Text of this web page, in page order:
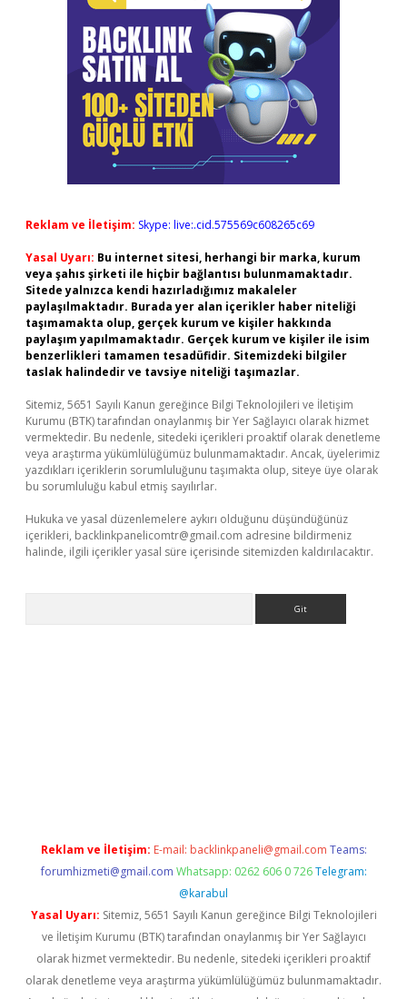
Reklam ve İletişim: Skype: live:.cid.575569c608265c69
Yasal Uyarı: Bu internet sitesi, herhangi bir marka, kurum
veya şahıs şirketi ile hiçbir bağlantısı bulunmamaktadır.
Sitede yalnızca kendi hazırladığımız makaleler
paylaşılmaktadır. Burada yer alan içerikler haber niteliği
taşımamakta olup, gerçek kurum ve kişiler hakkında
paylaşım yapılmamaktadır. Gerçek kurum ve kişiler ile isim
benzerlikleri tamamen tesadüfidir. Sitemizdeki bilgiler
taslak halindedir ve tavsiye niteliği taşımazlar.
Sitemiz, 5651 Sayılı Kanun gereğince Bilgi Teknolojileri ve İletişim
Kurumu (BTK) tarafından onaylanmış bir Yer Sağlayıcı olarak hizmet
vermektedir. Bu nedenle, sitedeki içerikleri proaktif olarak denetleme
veya araştırma yükümlülüğümüz bulunmamaktadır. Ancak, üyelerimiz
yazdıkları içeriklerin sorumluluğunu taşımakta olup, siteye üye olarak
bu sorumluluğu kabul etmiş sayılırlar.
Hukuka ve yasal düzenlemelere aykırı olduğunu düşündüğünüz
içerikleri, backlinkpanelicomtr@gmail.com adresine bildirmeniz
halinde, ilgili içerikler yasal süre içerisinde sitemizden kaldırılacaktır.
Reklam ve İletişim: E-mail: backlinkpaneli@gmail.com Teams:
forumhizmeti@gmail.com Whatsapp: 0262 606 0 726 Telegram:
@karabul
Yasal Uyarı: Sitemiz, 5651 Sayılı Kanun gereğince Bilgi Teknolojileri
ve İletişim Kurumu (BTK) tarafından onaylanmış bir Yer Sağlayıcı
olarak hizmet vermektedir. Bu nedenle, sitedeki içerikleri proaktif
olarak denetleme veya araştırma yükümlülüğümüz bulunmamaktadır.